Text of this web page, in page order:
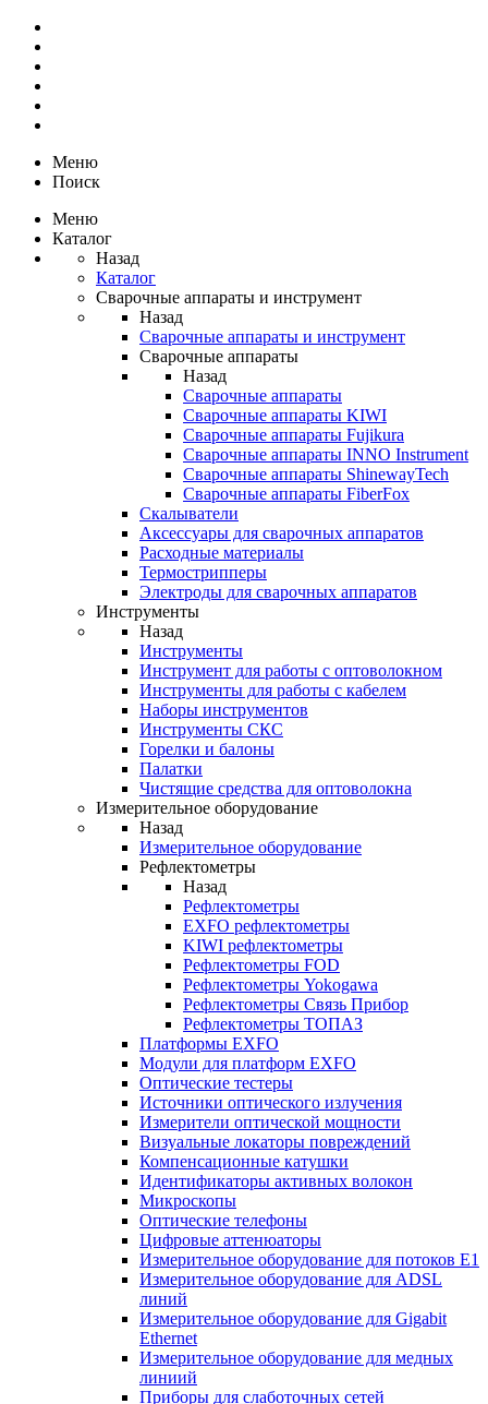
Меню
Поиск
Меню
Каталог
Назад
Каталог
Сварочные аппараты и инструмент
Назад
Сварочные аппараты и инструмент
Сварочные аппараты
Назад
Сварочные аппараты
Сварочные аппараты KIWI
Сварочные аппараты Fujikura
Сварочные аппараты INNO Instrument
Сварочные аппараты ShinewayTech
Cварочные аппараты FiberFox
Скалыватели
Аксессуары для сварочных аппаратов
Расходные материалы
Термострипперы
Электроды для сварочных аппаратов
Инструменты
Назад
Инструменты
Инструмент для работы с оптоволокном
Инструменты для работы с кабелем
Наборы инструментов
Инструменты СКС
Горелки и балоны
Палатки
Чистящие средства для оптоволокна
Измерительное оборудование
Назад
Измерительное оборудование
Рефлектометры
Назад
Рефлектометры
EXFO рефлектометры
KIWI рефлектометры
Рефлектометры FOD
Рефлектометры Yokogawa
Рефлектометры Связь Прибор
Рефлектометры ТОПАЗ
Платформы EXFO
Модули для платформ EXFO
Оптические тестеры
Источники оптического излучения
Измерители оптической мощности
Визуальные локаторы повреждений
Компенсационные катушки
Идентификаторы активных волокон
Микроскопы
Оптические телефоны
Цифровые аттенюаторы
Измерительное оборудование для потоков Е1
Измерительное оборудование для ADSL
линий
Измерительное оборудование для Gigabit
Ethernet
Измерительное оборудование для медных
линиий
Приборы для слаботочных сетей